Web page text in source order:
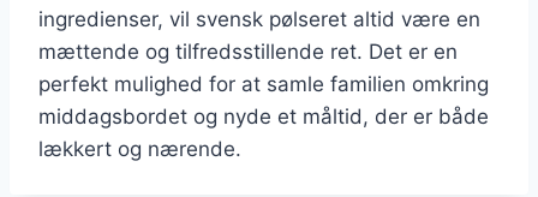
ingredienser, vil svensk pølseret altid være en
mættende og tilfredsstillende ret. Det er en
perfekt mulighed for at samle familien omkring
middagsbordet og nyde et måltid, der er både
lækkert og nærende.